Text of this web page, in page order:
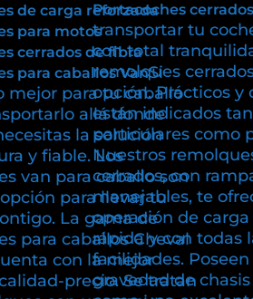
de carga reforzada
para motos
cerrados de fibra
para caballos VanSi
mejor para tu caballo
allá donde
la solución
y fiable. Los
van para caballo son
para llevar tu
La gama de
para caballos Cheval
con la mejor
precio. Se tratan
Portacoches cerrados
transportar tu
con total
remolques
opción. Prácticos y
están indicados
particulares como
Nuestros
cerrados, con
manejables, te
operación de carga
rápida y con todas
facilidades.
gravedad de chasis